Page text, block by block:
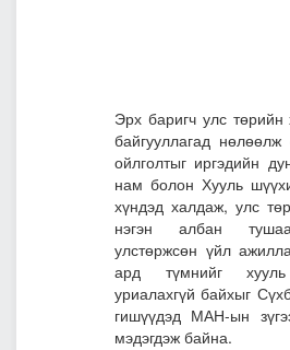
Эрх баригч улс төрийн
байгууллагад нөлөөлж
ойлголтыг иргэдийн
нам болон Хууль
хүндэд халдаж, улс
нэгэн албан
улстөржсөн үйл
ард түмнийг
уриалахгүй байхыг
гишүүдэд МАН-ын
мэдэгдэж байна.